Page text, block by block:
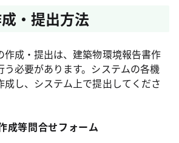
・提出方法
作成・提出は、建築物環境報告書作
う必要があります。システムの各機
し、システム上で提出してくださ
成等問合せフォーム